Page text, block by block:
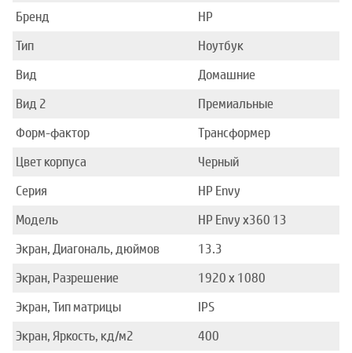
Бренд
HP
Тип
Ноутбук
Вид
Домашние
Вид 2
Премиальные
Форм-фактор
Трансформер
Цвет корпуса
Черный
Серия
HP Envy
Модель
HP Envy x360 13
Экран, Диагональ, дюймов
13.3
Экран, Разрешение
1920 x 1080
Экран, Тип матрицы
IPS
Экран, Яркость, кд/м2
400